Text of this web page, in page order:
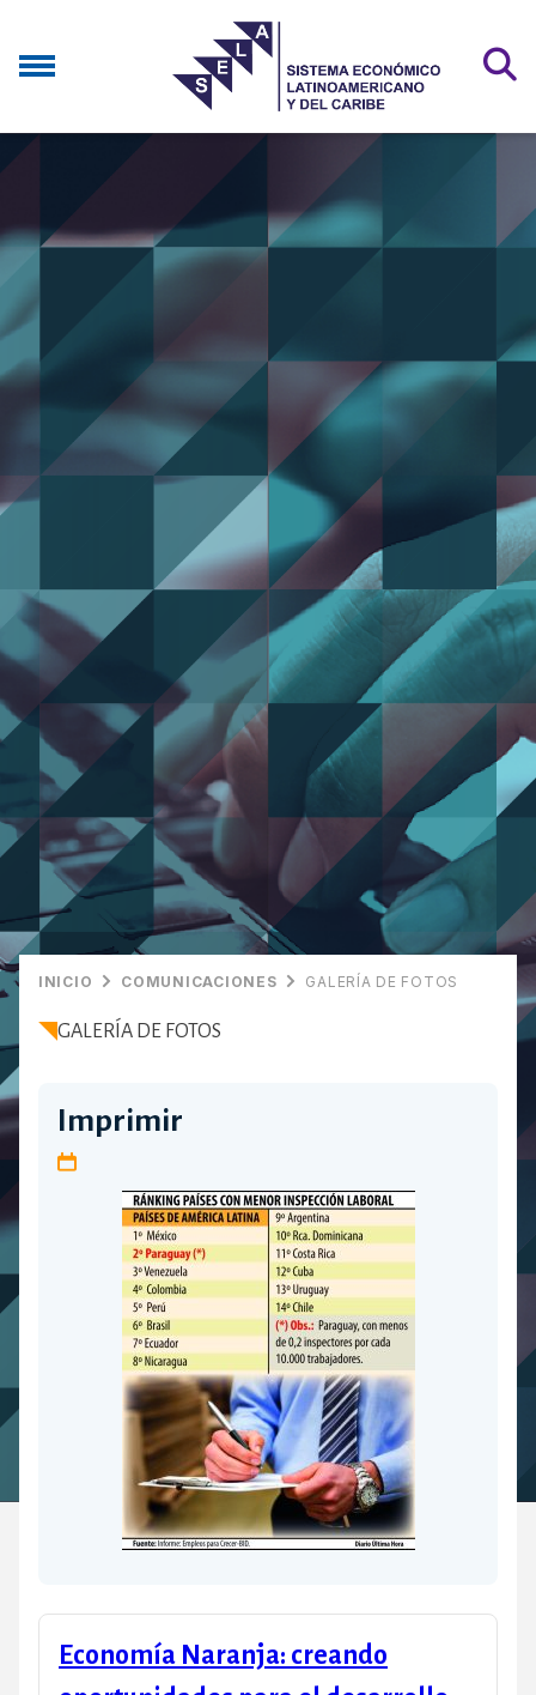
INICIO COMUNICACIONES GALERÍA DE FOTOS
GALERÍA DE FOTOS
Imprimir
Economía Naranja: creando